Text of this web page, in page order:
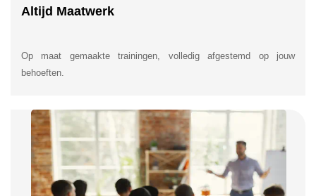
Altijd Maatwerk
Op maat gemaakte trainingen, volledig afgestemd op jouw
behoeften.